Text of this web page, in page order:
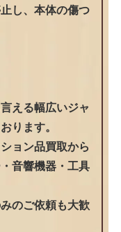
し、本体の傷つ
える幅広いジャ
ります。
ョン品買取から
音響機器・工具
のご依頼も大歓